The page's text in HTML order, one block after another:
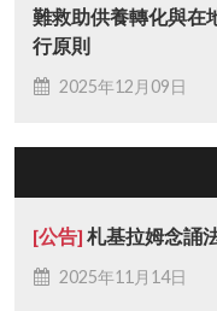
難救助供養轉化與在
行原則
2025年12月09日
[公告] 札基拉姆念誦
2025年11月14日